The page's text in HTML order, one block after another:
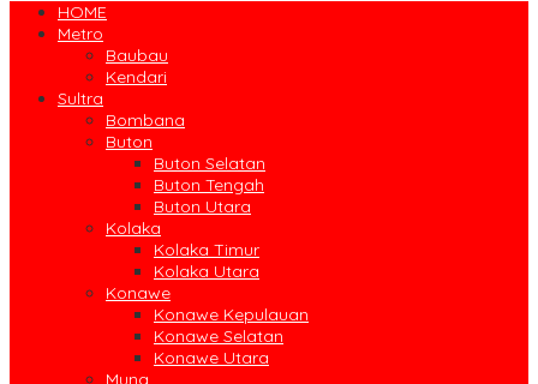
HOME
Metro
Baubau
Kendari
Sultra
Bombana
Buton
Buton Selatan
Buton Tengah
Buton Utara
Kolaka
Kolaka Timur
Kolaka Utara
Konawe
Konawe Kepulauan
Konawe Selatan
Konawe Utara
Muna